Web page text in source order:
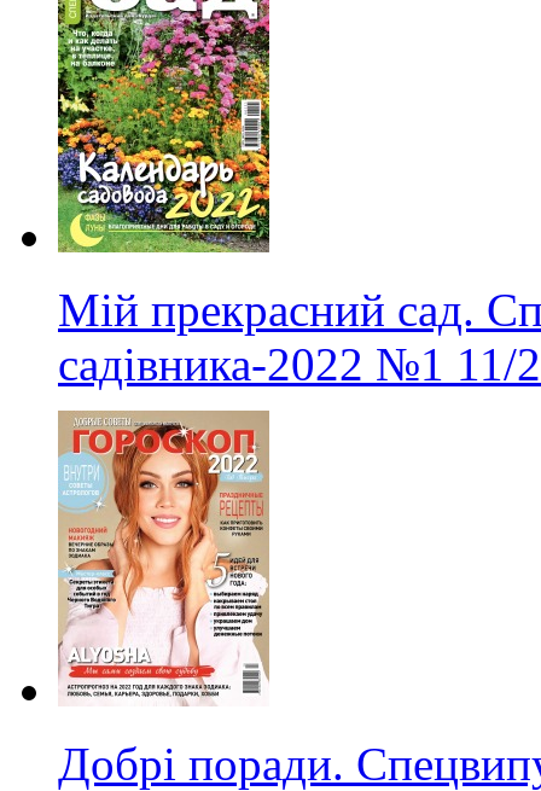
Мій прекрасний сад.
садівника-2022 №1 11/
Добрі поради.